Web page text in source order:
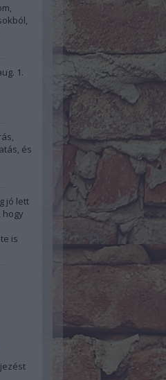
1.
és
jó lett
hogy
is